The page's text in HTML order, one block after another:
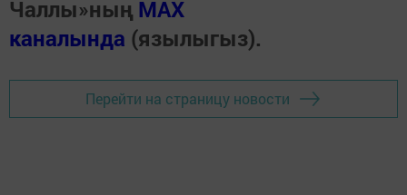
Чаллы»ның MAX
каналында (язылыгыз).
Перейти на страницу новости